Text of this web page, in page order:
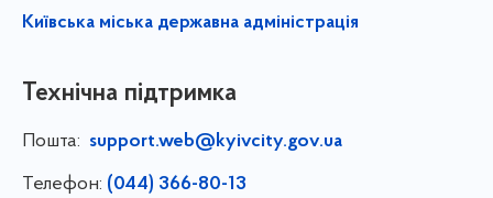
Київська міська державна адміністрація
Технічна підтримка
Пошта: support.web@kyivcity.gov.ua
Телефон: (044) 366-80-13